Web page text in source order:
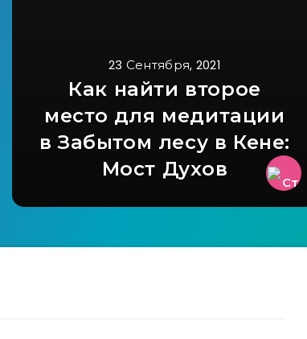
23 Сентября, 2021
Как найти второе
место для медитации
в Забытом лесу в Кене:
Мост Духов